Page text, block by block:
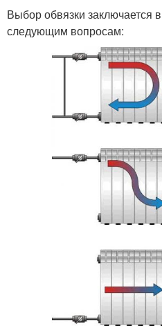
Выбор обвязки заключается
следующим вопросам: